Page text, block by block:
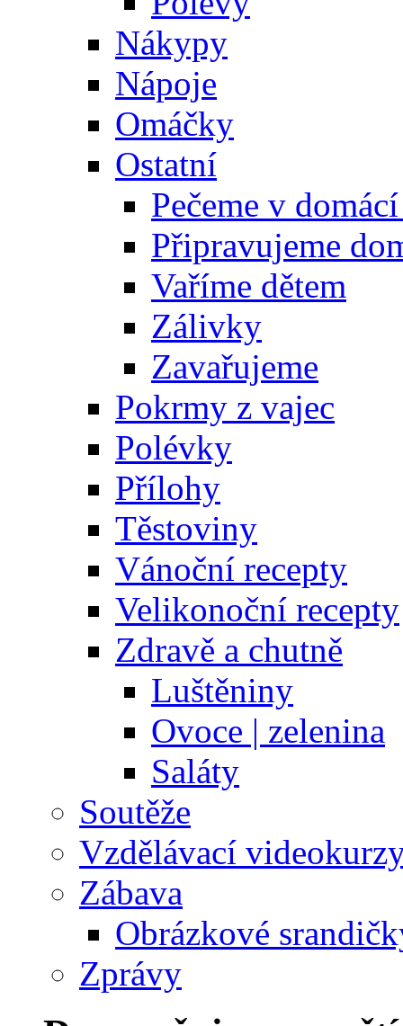
Nákypy
Nápoje
Omáčky
Ostatní
Pečeme v
Připravujeme
Vaříme dětem
Zálivky
Zavařujeme
Pokrmy z vajec
Polévky
Přílohy
Těstoviny
Vánoční recepty
Velikonoční recepty
Zdravě a chutně
Luštěniny
Ovoce | zelenina
Saláty
Soutěže
Vzdělávací
Zábava
Obrázkové
Zprávy